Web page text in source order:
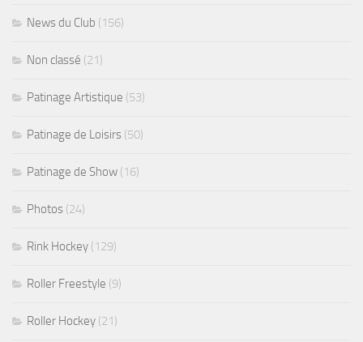
News du Club (156)
Non classé (21)
Patinage Artistique (53)
Patinage de Loisirs (50)
Patinage de Show (16)
Photos (24)
Rink Hockey (129)
Roller Freestyle (9)
Roller Hockey (21)